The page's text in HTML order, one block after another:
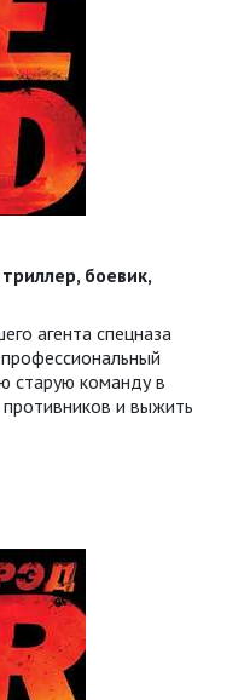
боевик,
агента спецназа
старую команду в
и выжить